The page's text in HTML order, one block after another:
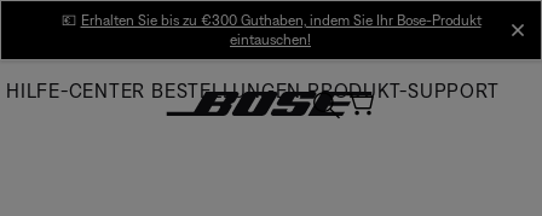
Main
💶 Erhalten Sie bis zu €300 Guthaben, indem Sie Ihr Bose-Produkt
eintauschen!
HILFE-CENTER BESTELLUNGEN PRODUKT-SUPPORT